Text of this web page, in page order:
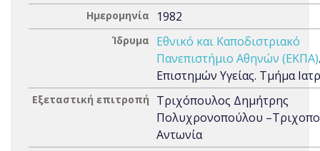
Ημερομηνία 1982
Ίδρυμα
Εθνικό και Καποδιστριακό
Πανεπιστήμιο Αθηνών (ΕΚΠΑ)
Επιστημών Υγείας. Τμήμα
Εξεταστική επιτροπή
Τριχόπουλος Δημήτρης
Πολυχρονοπούλου
Αντωνία